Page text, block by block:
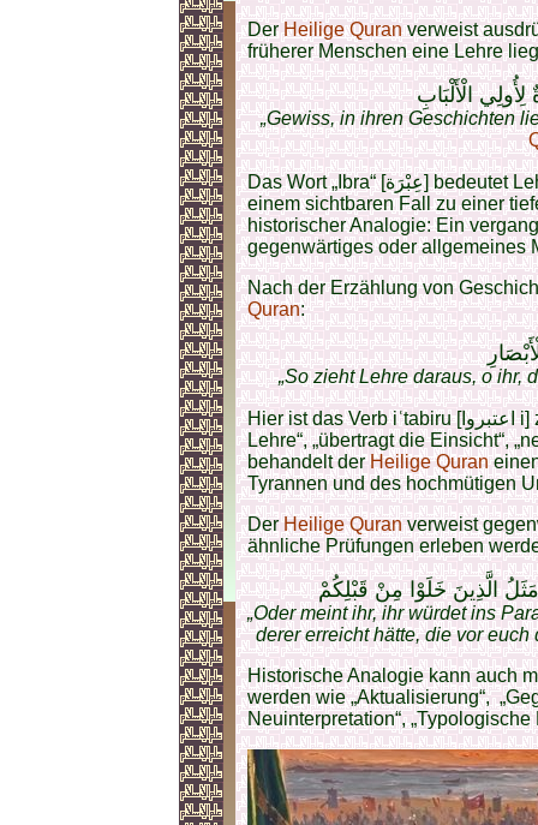
DerHeilige Quranverweist
früherer Menschen eine Lehre
الْأَلْبَابِ
„Gewiss, in ihren Geschichten
Das Wort „Ibra“ [عِبْرَة] bedeutet Lehre, Mahnung, Betrachtung, Übergang von
einem sichtbaren Fall zu einer
historischer Analogie: Ein
gegenwärtiges oder allgemeines
Nach der Erzählung von
Quran:
„So zieht Lehre daraus, o ihr,
Hier ist das Verb iʿtabiru [اعتبروا i] zentral und bedeutet sinngemäß: „zieht eine
Lehre“, „übertragt die Einsicht“,
behandelt derHeilige Quran
Tyrannen und des hochmütigen
DerHeilige Quranverweist
ähnliche Prüfungen erleben
الَّذِينَ خَلَوْا مِنْ قَبْلِكُمْ
„Oder meint ihr, ihr würdet ins
derer erreicht hätte, die vor euch
Historische Analogie kann auch
werden wie „Aktualisierung“,
Neuinterpretation“,